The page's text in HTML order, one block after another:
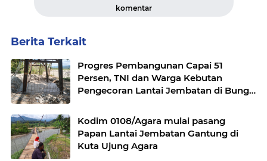
komentar
Berita Terkait
Progres Pembangunan Capai 51
Persen, TNI dan Warga Kebutan
Pengecoran Lantai Jembatan di Bunga
Kodim 0108/Agara mulai pasang
Papan Lantai Jembatan Gantung di
Kuta Ujung Agara